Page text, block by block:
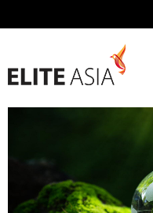
26 2 月 2024 Posted by
ZH-
首
頁